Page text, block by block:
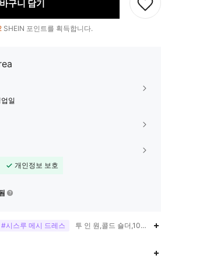
구니 담기
SHEIN 포인트를 획득합니다.
일
개인정보 보호
#시스루 메시 드레스 투 인 원,콜드 숄더,100% 폴리아미드